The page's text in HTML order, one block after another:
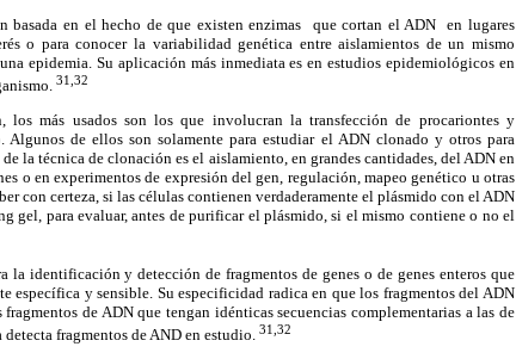
basada en el hecho de que existen enzimas que cortan el ADN en lugares
o para conocer la variabilidad genética entre aislamientos de un mismo
epidemia. Su aplicación más inmediata es en estudios epidemiológicos en
31,32
los más usados son los que involucran la transfección de procariontes y
de ellos son solamente para estudiar el ADN clonado y otros para
la técnica de clonación es el aislamiento, en grandes cantidades, del ADN en
o en experimentos de expresión del gen, regulación, mapeo genético u otras
con certeza, si las células contienen verdaderamente el plásmido con el ADN
gel, para evaluar, antes de purificar el plásmido, si el mismo contiene o no el
la identificación y detección de fragmentos de genes o de genes enteros que
específica y sensible. Su especificidad radica en que los fragmentos del ADN
de ADN que tengan idénticas secuencias complementarias a las de
fragmentos de AND en estudio. 31,32